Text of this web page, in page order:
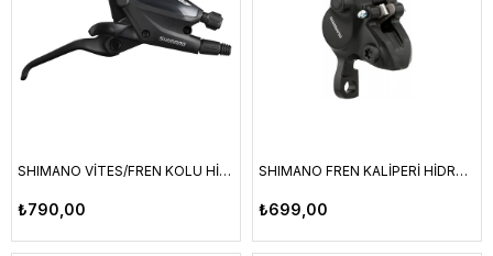
SHIMANO VİTES/FREN KOLU HİDROLİK ALTUS 8 VİTES SAĞ ST-EF505-8R
₺790,00
SHIMANO FREN KALİPERİ HİDROLİK ALTUS 2 PİSTON BR-MT200
₺699,00